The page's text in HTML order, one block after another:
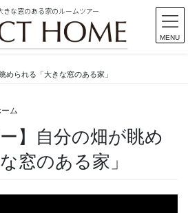
きな窓のある家のルームツアー
められる「大きな窓のある家」
ム
窓のある家」
MENU